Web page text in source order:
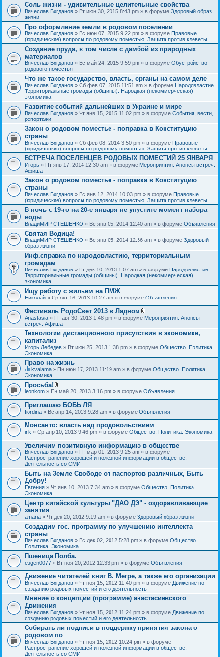
Соль жизни - удивительные целительные свойства
Вячеслав Богданов » Вт июн 30, 2015 8:43 pm » в форуме Здоровый образ
жизни
Про оформление земли в родовом поселении
Вячеслав Богданов » Вс июн 07, 2015 9:22 pm » в форуме Правовые
(юридические) вопросы по родовому поместью. Защита против клеветы
Создание пруда, в том числе с дамбой из природных
материалов
Вячеслав Богданов » Вс май 24, 2015 9:59 pm » в форуме Обустройство
родового поместья
Что же такое государство, власть, органы на самом деле
Вячеслав Богданов » Сб фев 07, 2015 11:51 am » в форуме Народовластие.
Территориальные громады (общины). Народная (некоммерческая)
экономика
Развитие событий дальнейших в Украине и мире
Вячеслав Богданов » Чт янв 15, 2015 11:02 pm » в форуме События, вести,
репортажи
Закон о родовом поместье - поправка в Конституцию
страны
Вячеслав Богданов » Сб фев 08, 2014 3:50 pm » в форуме Правовые
(юридические) вопросы по родовому поместью. Защита против клеветы
ВСТРЕЧА ПОСЕЛЕНЦЕВ РОДОВЫХ ПОМЕСТИЙ 25 ЯНВАРЯ
Игорь » Пт янв 17, 2014 12:30 am » в форуме Мероприятия. Анонсы встреч.
Афиша
Закон о родовом поместье - поправка в Конституцию
страны
Вячеслав Богданов » Вс янв 12, 2014 10:03 pm » в форуме Правовые
(юридические) вопросы по родовому поместью. Защита против клеветы
В ночь с 19-го на 20-е января не упустите момент набора
воды
ВладиМИР СТЕШЕНКО » Вс янв 05, 2014 12:40 am » в форуме Объявления
Святая Водица!
ВладиМИР СТЕШЕНКО » Вс янв 05, 2014 12:36 am » в форуме Здоровый
образ жизни
Инф.справка по народовластию, территориальным
громадам
Вячеслав Богданов » Вт дек 10, 2013 1:07 am » в форуме Народовластие.
Территориальные громады (общины). Народная (некоммерческая)
экономика
Ищу работу с жильем на ПМЖ
Николай » Ср окт 16, 2013 10:27 am » в форуме Объявления
Фестиваль РодоСвет 2013 в Ладном
В
о
ж
н
и
я
Anastasia » Пт авг 30, 2013 1:48 pm » в форуме Мероприятия. Анонсы
встреч. Афиша
Технологии дистанционного присутствия в экономике,
капитализ
Игорь Лебедев » Вт июн 25, 2013 1:38 pm » в форуме Общество. Политика.
Экономика
Право на жизнь
Д
а
н
н
я
т
е
м
а
с
о
д
е
р
ж
и
т
о
п
р
о
с
.
kvalama » Пн июн 17, 2013 11:19 am » в форуме Общество. Политика.
Экономика
Просьба!
В
о
ж
е
н
и
я
leonkom » Пн май 20, 2013 3:16 pm » в форуме Объявления
Приглашаю БОБЫЛЯ
fiordina » Вс апр 14, 2013 9:28 am » в форуме Объявления
Монсанто: власть над продовольствием
ink » Ср апр 10, 2013 9:46 pm » в форуме Общество. Политика. Экономика
Увеличим позитивную информацию в обществе
Вячеслав Богданов » Пт мар 01, 2013 9:25 am » в форуме
Распространение хорошей и полезной информации в обществе.
Деятельность со СМИ
Быть на Земле Свободе от паспортов различных, Быть
Добру!
Евгения » Чт янв 10, 2013 7:34 am » в форуме Общество. Политика.
Экономика
Центр китайской культуры "ДАО ДЭ" - оздоравливающие
занятия
amaria » Чт дек 20, 2012 9:19 am » в форуме Здоровый образ жизни
Создадим гос. программу по улучшению интеллекта
страны
Вячеслав Богданов » Вс дек 02, 2012 5:28 pm » в форуме Общество.
Политика. Экономика
Пшеница Полба.
eugen0077 » Вт ноя 20, 2012 12:33 pm » в форуме Объявления
Движение читателей книг В. Мегре, а также его организации
Вячеслав Богданов » Чт ноя 15, 2012 11:40 pm » в форуме Движение по
созданию родовых поместий и его деятельность
Мнение о концепции (программе) анастасиевского
Движения
Вячеслав Богданов » Чт ноя 15, 2012 11:24 pm » в форуме Движение по
созданию родовых поместий и его деятельность
Собирать ли подписи в поддержку принятия закона о
родовом по
Вячеслав Богданов » Чт ноя 15, 2012 10:24 pm » в форуме
Распространение хорошей и полезной информации в обществе.
Деятельность со СМИ